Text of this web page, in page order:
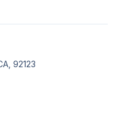
92123